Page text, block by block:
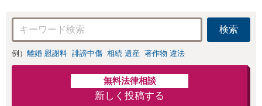
検索
例） 離婚 慰謝料 誹謗中傷 相続 遺産 著作物 違法
無料法律相談
新しく投稿する